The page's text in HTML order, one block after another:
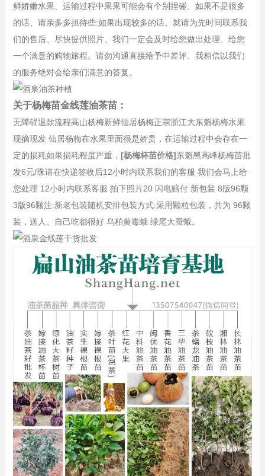
鲜娇嫩水果、运输过程中果果可能会有个别捏碰、如果不是很多
的话、请亲多多担待些:如果出现较多的话、就请为先时间联系我
们的售后、尽快提供照片、我们一定会及时给您做出处理、给您
一个满意的购物旅程。请勿沟通直接给予中差评、我相信以我们
的服务绝对会给亲们满意的答复。
关于杨梅苗金线莲油茶苗：
无障碍退款流程高山杨梅新鲜仙居杨梅正宗浙江大东魁杨梅水果
现摘现发 仙居杨梅在水果里面很是娇贵，在运输过程中会存在一
定的损耗如果损耗程度严重， [杨梅杯苗价格]东魁黑高峰杨梅苗批
发6元/珠请在快递签收后12小时内联系我们的客服 我们会马上给
您处理 12小时内联系客服 拍下照片20 闪电赔付 新包装 8版96颗
3版96颗注:新老包装随机安排包装方式:采用颗粒包装，共为 96颗
装，送人、自己吃都很好 乌柏黄毒蛾 绿尾大蚕蛾。